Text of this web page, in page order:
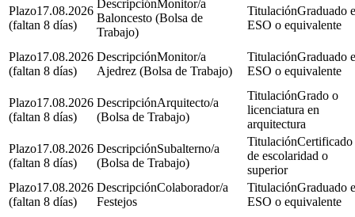
17.08.2026
(faltan 8 días)
Monitor/a
Baloncesto (Bolsa de
Trabajo)
Graduado
ESO o equivalente
17.08.2026
(faltan 8 días)
Monitor/a
Ajedrez (Bolsa de Trabajo)
Graduado
ESO o equivalente
17.08.2026
(faltan 8 días)
Arquitecto/a
(Bolsa de Trabajo)
Grado o
licenciatura en
arquitectura
17.08.2026
(faltan 8 días)
Subalterno/a
(Bolsa de Trabajo)
Certificado
de escolaridad o
superior
17.08.2026
(faltan 8 días)
Colaborador/a
Festejos
Graduado
ESO o equivalente